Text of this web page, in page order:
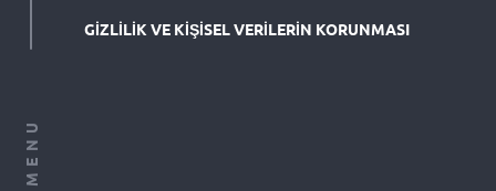
GIZLILIK VE KIŞISEL VERILERIN KORUNMASI
MENU